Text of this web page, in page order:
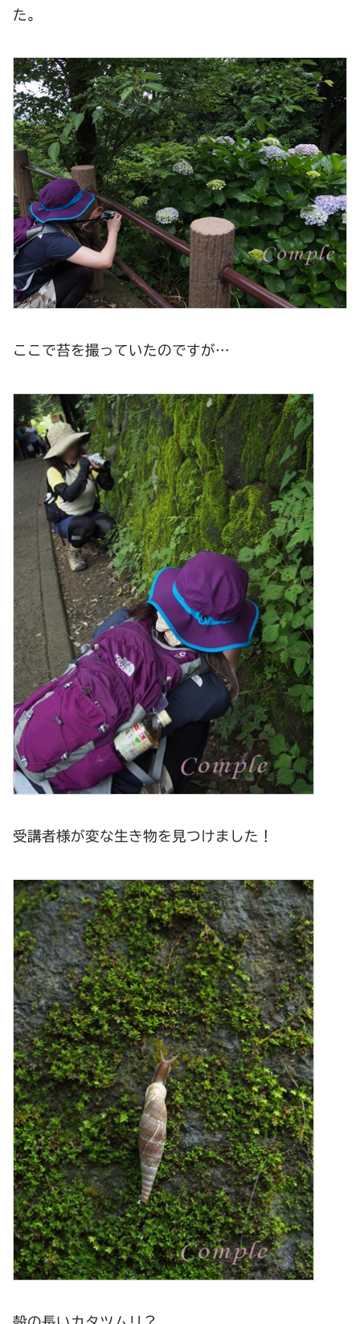
た。
ここで苔を撮っていたのですが…
受講者様が変な生き物を見つけました！